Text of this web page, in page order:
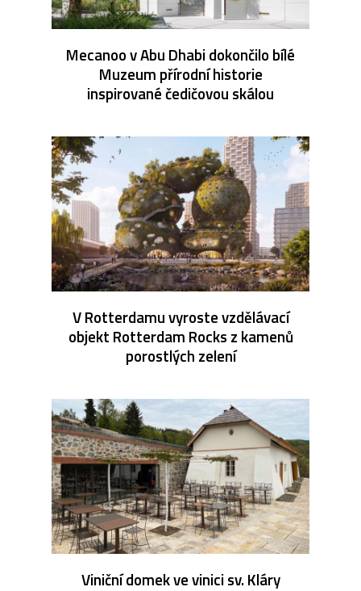
Mecanoo v Abu Dhabi dokončilo bílé
Muzeum přírodní historie
inspirované čedičovou skálou
V Rotterdamu vyroste vzdělávací
objekt Rotterdam Rocks z kamenů
porostlých zelení
Viniční domek ve vinici sv. Kláry